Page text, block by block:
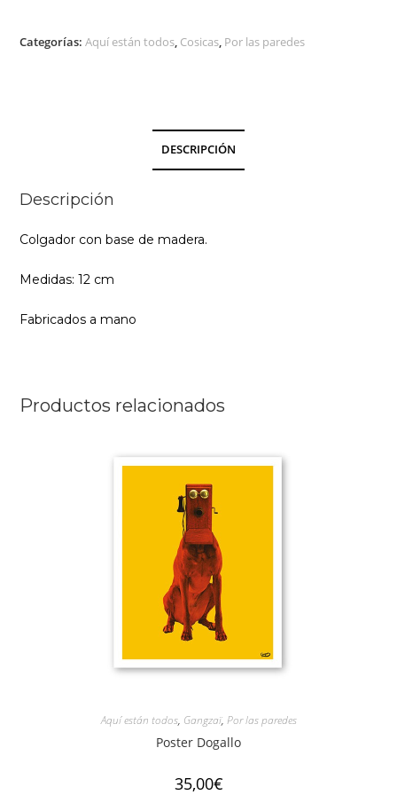
Categorías:Aquí están todos, Cosicas, Por las paredes
DESCRIPCIÓN
Descripción
Colgador con base de madera.
Medidas: 12 cm
Fabricados a mano
Productos relacionados
Aquí están todos, Gangzaï, Por las paredes
Poster Dogallo
35,00€